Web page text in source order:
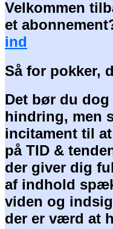
Velkommen
et
ind
Så for pokker,
Det bør du
hindring, men
incitament til
på TID &
der giver dig
af indhold
viden og
der er værd at